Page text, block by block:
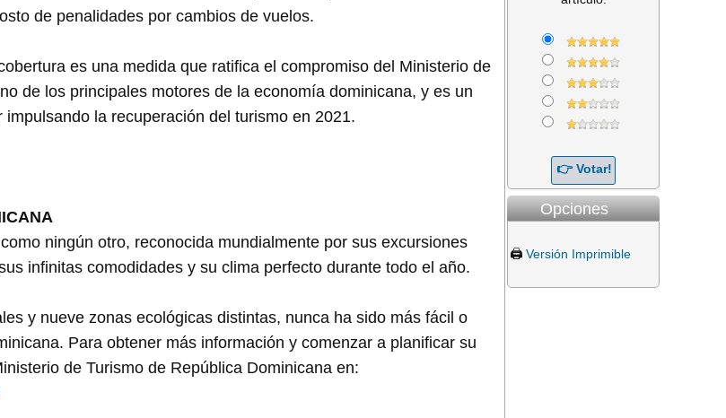
de penalidades por cambios de vuelos.
es una medida que ratifica el compromiso del Ministerio de
de los principales motores de la economía dominicana, y es un
la recuperación del turismo en 2021.
ningún otro, reconocida mundialmente por sus excursiones
infinitas comodidades y su clima perfecto durante todo el año.
y nueve zonas ecológicas distintas, nunca ha sido más fácil o
Para obtener más información y comenzar a planificar su
de Turismo de República Dominicana en:
Opciones
🖨️ Versión Imprimible